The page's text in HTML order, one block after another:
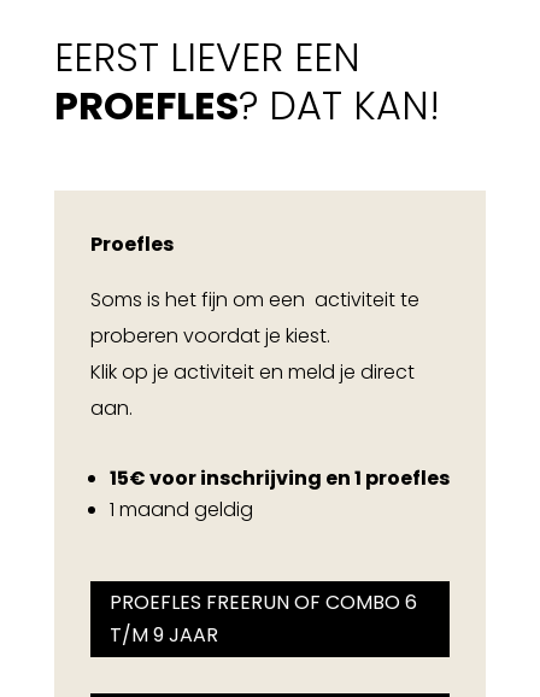
EERST LIEVER EEN
PROEFLES? DAT KAN!
Proefles
Soms is het fijn om een activiteit te
proberen voordat je kiest.
Klik op je activiteit en meld je direct
aan.
15€ voor inschrijving en 1 proefles
1 maand geldig
PROEFLES FREERUN OF COMBO 6
T/M 9 JAAR